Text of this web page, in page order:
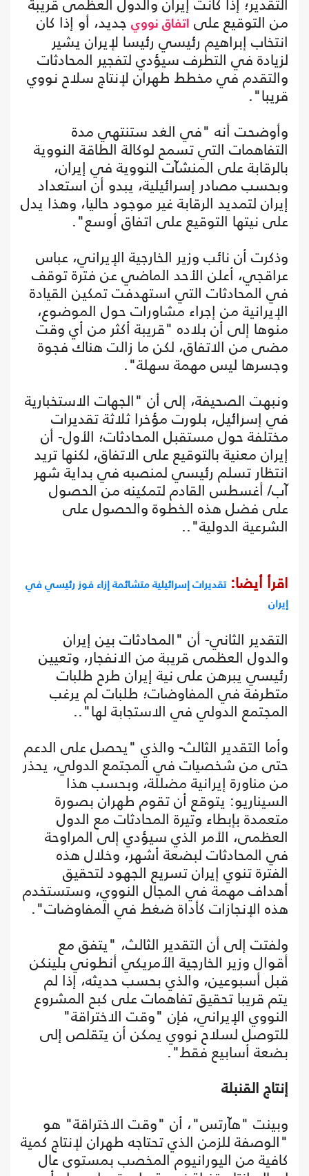
من التوقيع على اتفاق نووي جديد، أو إذا كان
انتخاب إبراهيم رئيسي رئيسا لإيران يشير
لزيادة في التطرف سيؤدي لتفجير المحادثات
والتقدم في مخطط طهران لإنتاج سلاح نووي
قريبا".
وأوضحت أنه "في الغد ستنتهي مدة
التفاهمات التي تسمح لوكالة الطاقة النووية
بالرقابة على المنشآت النووية في إيران،
وبحسب مصادر إسرائيلية، يبدو أن استعداد
إيران لتمديد الرقابة غير موجود حاليا، وهذا يدل
على نيتها التوقيع على اتفاق أوسع".
وذكرت أن نائب وزير الخارجية الإيراني، عباس
عراقجي، أعلن الأحد الماضي عن فترة توقف
في المحادثات التي استهدفت تمكين القيادة
الإيرانية من إجراء مشاورات حول الموضوع،
منوها إلى أن بلاده "قريبة أكثر من أي وقت
مضى من الاتفاق، لكن ما زالت هناك فجوة
وجسرها ليس مهمة سهلة".
ونبهت الصحيفة، إلى أن "الجهات الاستخبارية
في إسرائيل، بلورت مؤخرا ثلاثة تقديرات
مختلفة حول مستقبل المحادثات؛ الأول- أن
إيران معنية بالتوقيع على الاتفاق، لكنها تريد
انتظار تسلم رئيسي لمنصبه في بداية شهر
آب/ أغسطس القادم لتمكينه من الحصول
على فضل هذه الخطوة والحصول على
الشرعية الدولية"..
اقرأ أيضا:تقديرات إسرائيلية متشائمة إزاء فوز رئيسي في
إيران
التقدير الثاني- أن "المحادثات بين إيران
والدول العظمى قريبة من الانفجار، وتعيين
رئيسي يبرهن على نية إيران طرح طلبات
متطرفة في المفاوضات؛ طلبات لم يرغب
المجتمع الدولي في الاستجابة لها"..
وأما التقدير الثالث- والذي "يحصل على الدعم
حتى من شخصيات في المجتمع الدولي، يحذر
من مناورة إيرانية مضللة، وبحسب هذا
السيناريو: يتوقع أن تقوم طهران بصورة
متعمدة بإبطاء وتيرة المحادثات مع الدول
العظمى، الأمر الذي سيؤدي إلى المراوحة
في المحادثات لبضعة أشهر، وخلال هذه
الفترة تنوي إيران تسريع الجهود لتحقيق
أهداف مهمة في المجال النووي، وستستخدم
هذه الإنجازات كأداة ضغط في المفاوضات".
ولفتت إلى أن التقدير الثالث، "يتفق مع
أقوال وزير الخارجية الأمريكي أنطوني بلينكن
قبل أسبوعين، والذي بحسب حديثه، إذا لم
يتم قريبا تحقيق تفاهمات على كبح المشروع
النووي الإيراني، فإن "وقت الاختراقة"
للتوصل لسلاح نووي يمكن أن يتقلص إلى
بضعة أسابيع فقط".
إنتاج القنبلة
وبينت "هآرتس"، أن "وقت الاختراقة" هو
"الوصفة للزمن الذي تحتاجه طهران لإنتاج كمية
كافية من اليورانيوم المخصب بمستوى عال